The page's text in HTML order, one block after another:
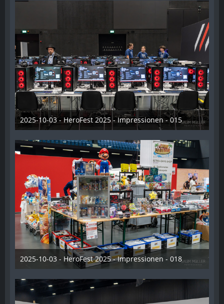
2025-10-03 - HeroFest 2025 - Impressionen - 015
21. Oktober 2025
2025-10-03 - HeroFest 2025 - Impressionen - 018
21. Oktober 2025